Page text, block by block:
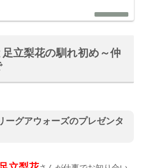
立梨花の馴れ初め～仲
ーグアウォーズのプレゼンタ